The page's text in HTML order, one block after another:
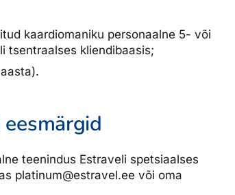
kaardiomaniku personaalne 5- või
tsentraalses kliendibaasis;
teenindus Estraveli spetsiaalses
platinum@estravel.ee või oma